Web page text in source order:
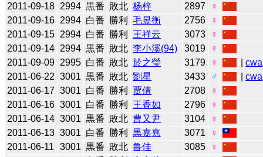
2011-09-18 2994 黒番 敗北 杨梓 2897
♀
2011-09-16 2994 白番 勝利 毛昱衡 2756
♀
2011-09-15 2994 白番 勝利 王祥云 3073
♀
2011-09-14 2994 黒番 敗北 李小溪(94) 3019
♀
2011-09-09 2995 白番 敗北 於之瑩 3179 ♀ |cwa
2011-06-22 3001 黒番 敗北 劉星 3433 ♂ |cwa
2011-06-17 3001 白番 勝利 贾倩 2708
♀
2011-06-16 3001 白番 勝利 王香如 2796
♀
2011-06-14 3001 黒番 敗北 曹又尹 3104
♀
2011-06-13 3001 白番 勝利 黒嘉嘉 3071
♀
2011-06-11
3001 黒番 敗北 鲁佳 3085
♀